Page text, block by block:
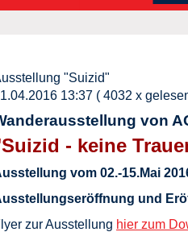
"Suizid"
13:37 ( 4032 x
von
- keine
vom 02.-15.Mai
und
zur Ausstellung hier zum